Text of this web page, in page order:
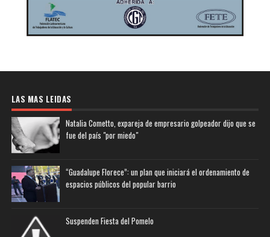
LAS MAS LEIDAS
Natalia Cometto, expareja de empresario golpeador dijo que se
fue del país "por miedo"
“Guadalupe Florece”: un plan que iniciará el ordenamiento de
espacios públicos del popular barrio
Suspenden Fiesta del Pomelo